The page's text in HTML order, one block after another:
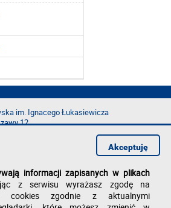
im. Ignacego Łukasiewicza
12
informacji zapisanych w plikach
z serwisu wyrażasz zgodę na
cookies zgodnie z aktualnymi
Akceptuję